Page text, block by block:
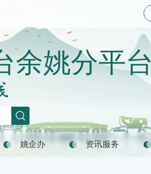
余姚分平台
姚企办 资讯服务